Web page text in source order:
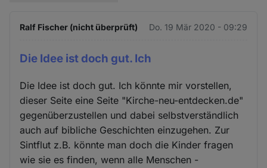
Ralf Fischer (nicht überprüft) Do. 19 Mär 2020 - 09:29
Die Idee ist doch gut. Ich
Die Idee ist doch gut. Ich könnte mir vorstellen,
dieser Seite eine Seite "Kirche-neu-entdecken.de"
gegenüberzustellen und dabei selbstverständlich
auch auf bibliche Geschichten einzugehen. Zur
Sintflut z.B. könnte man doch die Kinder fragen
wie sie es finden, wenn alle Menschen -